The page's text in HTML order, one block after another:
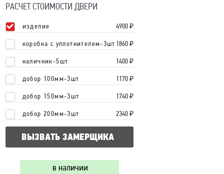
РАСЧЕТ СТОИМОСТИ ДВЕРИ
изделие 4900₽
коробка с уплотнителем-3шт 1860 ₽
наличник-5шт 1400 ₽
добор 100мм-3шт 1170 ₽
добор 150мм-3шт 1740 ₽
добор 200мм-3шт 2340 ₽
ВЫЗВАТЬ ЗАМЕРЩИКА
в наличии